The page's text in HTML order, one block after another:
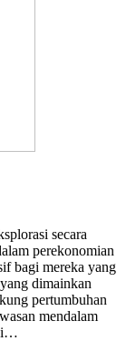
secara
perekonomian
bagi mereka yang
dimainkan
pertumbuhan
mendalam